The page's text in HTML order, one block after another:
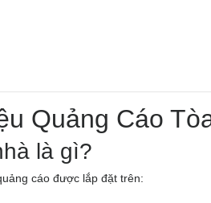
Quảng Cáo
là gì?
cáo được lắp đặt trên: